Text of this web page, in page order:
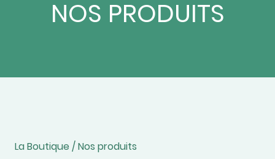
NOS PRODUITS
La Boutique / Nos produits